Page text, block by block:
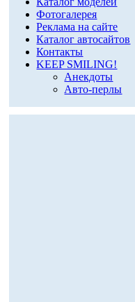
Фотогалерея
Реклама на сайте
Каталог автосайтов
Контакты
KEEP SMILING!
Анекдоты
Авто-перлы